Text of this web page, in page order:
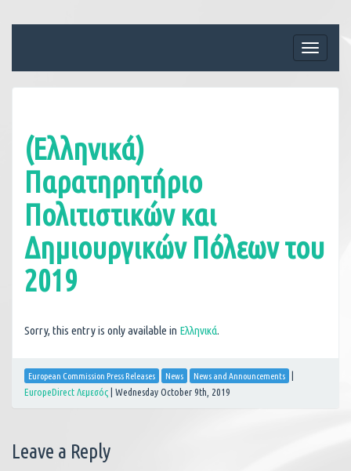
Toggle
(Ελληνικά)
Παρατηρητήριο
Πολιτιστικών και
Δημιουργικών Πόλεων του
2019
Sorry, this entry is only available in Ελληνικά.
European Commission Press Releases News News and Announcements
EuropeDirect Λεμεσός
Wednesday October 9th, 2019
Leave a Reply